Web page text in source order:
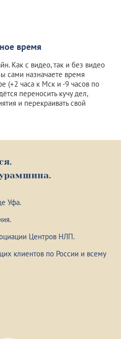
время
Как с видео, так и без видео
сами назначаете время
(+2 часа к Мск и -9 часов по
переносить кучу дел,
и перекраивать свой
Уфа.
Центров НЛП.
клиентов по России и всему